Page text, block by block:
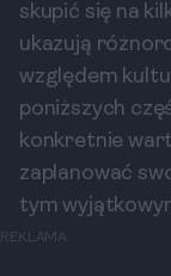
skupić się na
ukazują
względem
poniższych
konkretnie
zaplanować
tym
REKLAMA